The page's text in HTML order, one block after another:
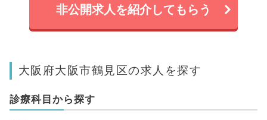
非公開求人を紹介してもらう
大阪府大阪市鶴見区の求人を探す
診療科目から探す